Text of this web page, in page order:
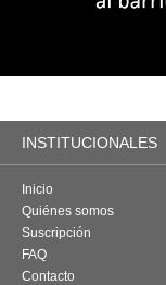
INSTITUCIONALES
Inicio
Quiénes somos
Suscripción
FAQ
Contacto